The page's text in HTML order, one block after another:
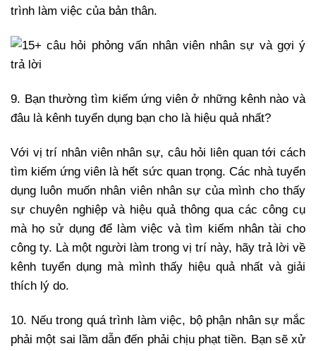
trình làm việc của bản thân.
9. Bạn thường tìm kiếm ứng viên ở những kênh nào và
đâu là kênh tuyển dụng bạn cho là hiệu quả nhất?
Với vị trí nhân viên nhân sự, câu hỏi liên quan tới cách
tìm kiếm ứng viên là hết sức quan trọng. Các nhà tuyển
dụng luôn muốn nhân viên nhân sự của mình cho thấy
sự chuyên nghiệp và hiệu quả thông qua các công cụ
mà họ sử dụng để làm việc và tìm kiếm nhân tài cho
công ty. Là một người làm trong vị trí này, hãy trả lời về
kênh tuyển dụng mà mình thấy hiệu quả nhất và giải
thích lý do.
10. Nếu trong quá trình làm việc, bộ phận nhân sự mắc
phải một sai lầm dẫn đến phải chịu phạt tiền. Bạn sẽ xử